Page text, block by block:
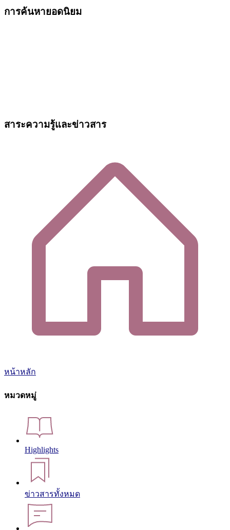
การค้นหายอดนิยม
สาระความรู้และข่าวสาร
หน้าหลัก
หมวดหมู่
Highlights
ข่าวสารทั้งหมด